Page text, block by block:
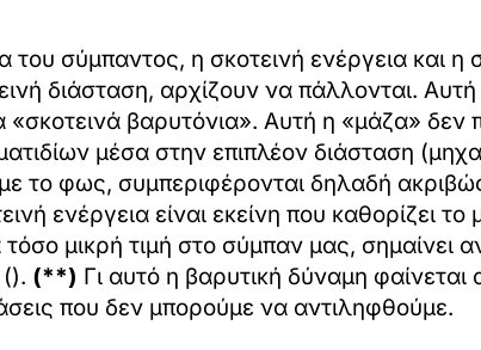
σύμπαντος, η σκοτεινή ενέργεια και η
διάσταση, αρχίζουν να πάλλονται.
βαρυτόνια». Αυτή η «μάζα» δεν
μέσα στην επιπλέον διάσταση
το φως, συμπεριφέρονται δηλαδή
ενέργεια είναι εκείνη που καθορίζει
μικρή τιμή στο σύμπαν μας, σημαίνει
). (**) Γι αυτό η βαρυτική δύναμη
που δεν μπορούμε να αντιληφθούμε.